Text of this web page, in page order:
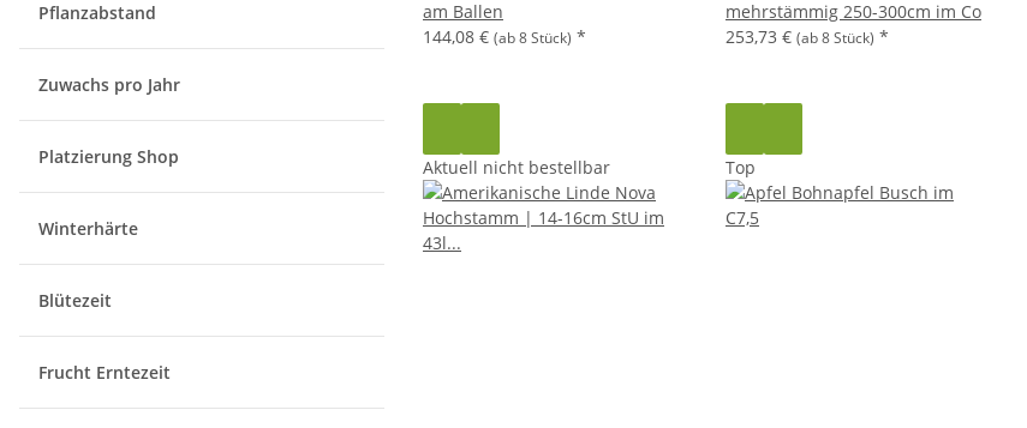
am Ballen
144,08 € (ab 8 Stück) *
mehrstämmig 250-300cm im Co
253,73 € (ab 8 Stück) *
Aktuell nicht bestellbar Top
Pflanzabstand
Zuwachs pro Jahr
Platzierung Shop
Winterhärte
Blütezeit
Frucht Erntezeit